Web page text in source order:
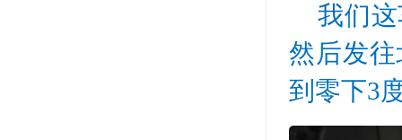
我们
然后发
到零下3